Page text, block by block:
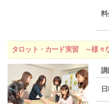
料
タロット・カード実習 ～様々
講